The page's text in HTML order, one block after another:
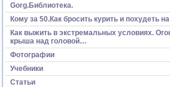
Gorg.Библиотека.
Кому за 50.Как бросить курить и похудеть
Как выжить в экстремальных условиях.
крыша над головой…
Фотографии
Учебники
Статьи